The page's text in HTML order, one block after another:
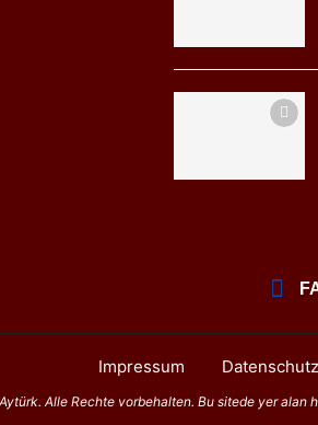
Impressum
Alle Rechte vorbehalten. Bu sitede yer alan